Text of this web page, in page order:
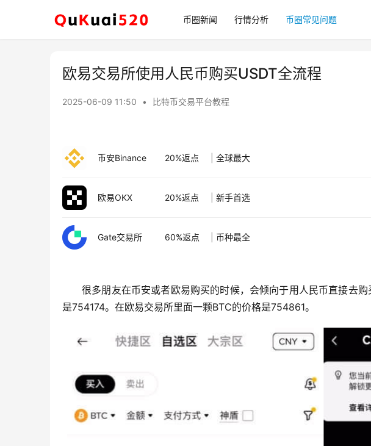
币圈新闻 行情分析 币圈常见问题
欧易交易所使用人民币购买USDT全流程
2025-06-09 11:50 • 比特币交易平台教程
币安Binance 20%返点 全球最大
欧易OKX 20%返点 新手首选
Gate交易所 60%返点 币种最全
很多朋友在币安或者欧易购买的时候，会倾向于用人民币直接去
是754174。在欧易交易所里面一颗BTC的价格是754861。